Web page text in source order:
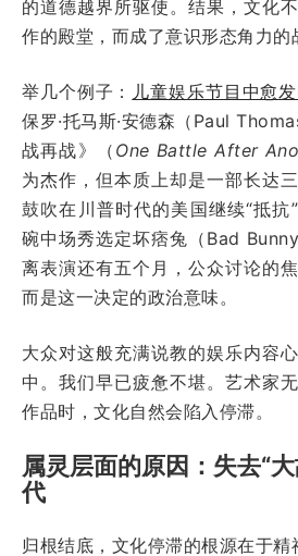
的道德越界所驱使。结果，文化
作的殿堂，而成了意识形态角力的
举几个例子： 儿童娱乐节目中愈
保罗·托马斯·安德森（Paul
战再战》（ One Battle After
为杰作，但本质上却是一部长达
鼓吹在川普时代的美国继续“抵抗
碗中场秀选定坏痞兔（Bad
离表演还有五个月，公众讨论的
而是这一决定的政治意味。
大众对这般充满说教的娱乐内容
中。我们早已疲惫不堪。艺术家
作品时，文化自然会陷入停滞。
属灵层面的原因：失去“
代
归根结底，文化停滞的根源在于精